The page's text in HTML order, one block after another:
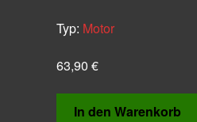
Typ: Motor
63,90 €
In den Warenkorb